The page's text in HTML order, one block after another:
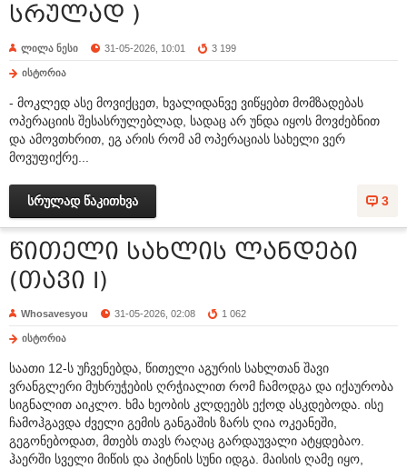
სრულად )
ლილა ნესი 31-05-2026, 10:01 3 199
ისტორია
- მოკლედ ასე მოვიქცეთ, ხვალიდანვე ვიწყებთ მომზადებას
ოპერაციის შესასრულებლად, სადაც არ უნდა იყოს მოვძებნით
და ამოვთხრით, ეგ არის რომ ამ ოპერაციას სახელი ვერ
მოვუფიქრე...
3
სრულად წაკითხვა
წითელი სახლის ლანდები
(თავი I)
Whosavesyou 31-05-2026, 02:08 1 062
ისტორია
საათი 12-ს უჩვენებდა, წითელი აგურის სახლთან შავი
ვრანგლერი მუხრუჭების ღრჭიალით რომ ჩამოდგა და იქაურობა
სიგნალით აიკლო. ხმა ხეობის კლდეებს ექოდ ასკდებოდა. ისე
ჩამოჰგავდა ძველი გემის განგაშის ზარს ღია ოკეანეში,
გეგონებოდათ, მთებს თავს რაღაც გარდაუვალი ატყდებაო.
ჰაერში სველი მიწის და პიტნის სუნი იდგა. მაისის ღამე იყო,